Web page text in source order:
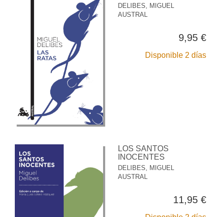
DELIBES, MIGUEL
AUSTRAL
9,95 €
Disponible 2 días
LOS SANTOS
INOCENTES
DELIBES, MIGUEL
AUSTRAL
11,95 €